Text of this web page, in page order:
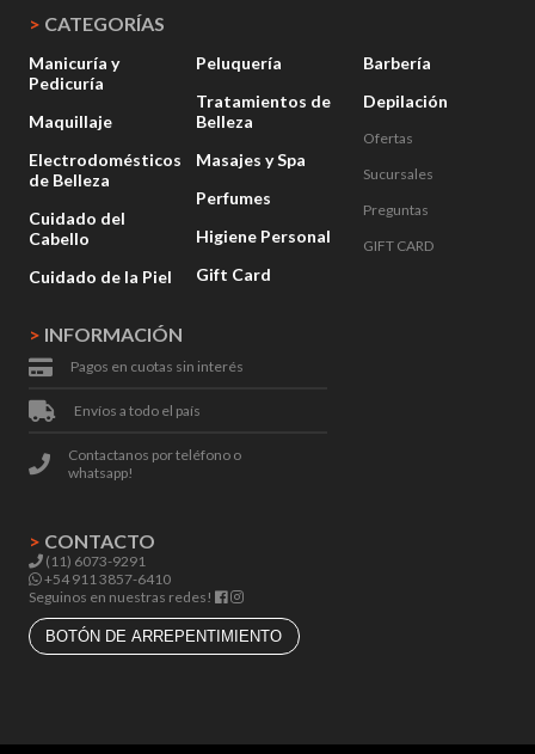
> INFORMACIÓN
Pagos en cuotas sin interés
Envíos a todo el país
Contactanos por teléfono o
whatsapp!
> CATEGORÍAS
Manicuría y
Pedicuría
Maquillaje
Electrodomésticos
de Belleza
Cuidado del
Cabello
Cuidado de la Piel
Peluquería
Tratamientos de
Belleza
Masajes y Spa
Perfumes
Higiene Personal
Gift Card
Barbería
Depilación
Ofertas
Sucursales
Preguntas
GIFT CARD
> CONTACTO
(11) 6073-9291
+54 911 3857-6410
Seguinos en nuestras redes!
BOTÓN DE ARREPENTIMIENTO